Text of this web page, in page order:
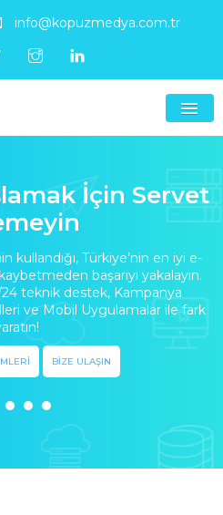
info@kopuzmedya.com.tr
İçin Servet
kullandığı, Türkiye’nin en iyi e-
başarıyı yakalayın.
teknik destek, Kampanya
ve Mobil Uygulamalar ile fark
BİZE ULAŞIN